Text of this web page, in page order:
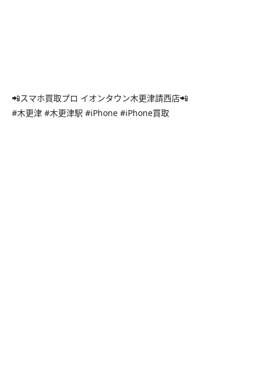
📲スマホ買取プロ イオンタウン木更津請西店📲
#木更津 #木更津駅 #iPhone #iPhone買取